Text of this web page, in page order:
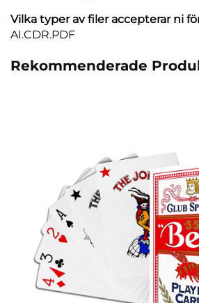
Vilka typer av filer accepterar ni
AI.CDR.PDF
Rekommenderade